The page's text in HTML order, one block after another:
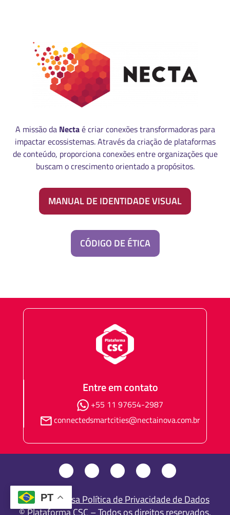
A missão da Nectaé criar conexões transformadoras para
impactar ecossistemas. Através da criação de plataformas
de conteúdo, proporciona conexões entre organizações que
buscam o crescimento orientado a propósitos.
MANUAL DE IDENTIDADE VISUAL
CÓDIGO DE ÉTICA
Entre em contato
+55 11 97654-2987
connectedsmartcities@nectainova.com.br
Consulte nossa Política de Privacidade de Dados
© Plataforma CSC – Todos os direitos reservados.
PT